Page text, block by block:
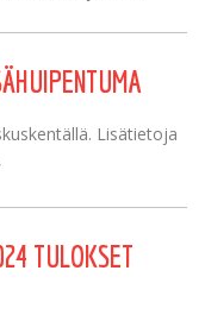
Lisätietoja
TULOKSET